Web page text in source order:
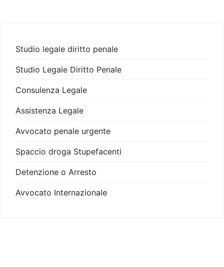
Studio legale diritto penale
Studio Legale Diritto Penale
Consulenza Legale
Assistenza Legale
Avvocato penale urgente
Spaccio droga Stupefacenti
Detenzione o Arresto
Avvocato Internazionale